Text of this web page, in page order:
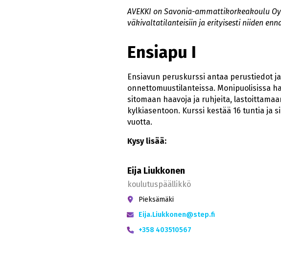
AVEKKI on Savonia-ammattikorkeakoulu
väkivaltatilanteisiin ja erityisesti niiden
Ensiapu I
Ensiavun peruskurssi antaa perustiedot
onnettomuustilanteissa. Monipuolisissa
sitomaan haavoja ja ruhjeita,
kylkiasentoon. Kurssi kestää 16 tuntia ja
vuotta.
Kysy lisää:
Eija Liukkonen
koulutuspäällikkö
Pieksämäki
Eija.Liukkonen@step.fi
+358 403510567